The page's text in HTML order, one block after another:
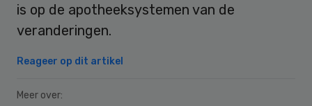
is op de apotheeksystemen van de
veranderingen.
Reageer op dit artikel
Meer over: